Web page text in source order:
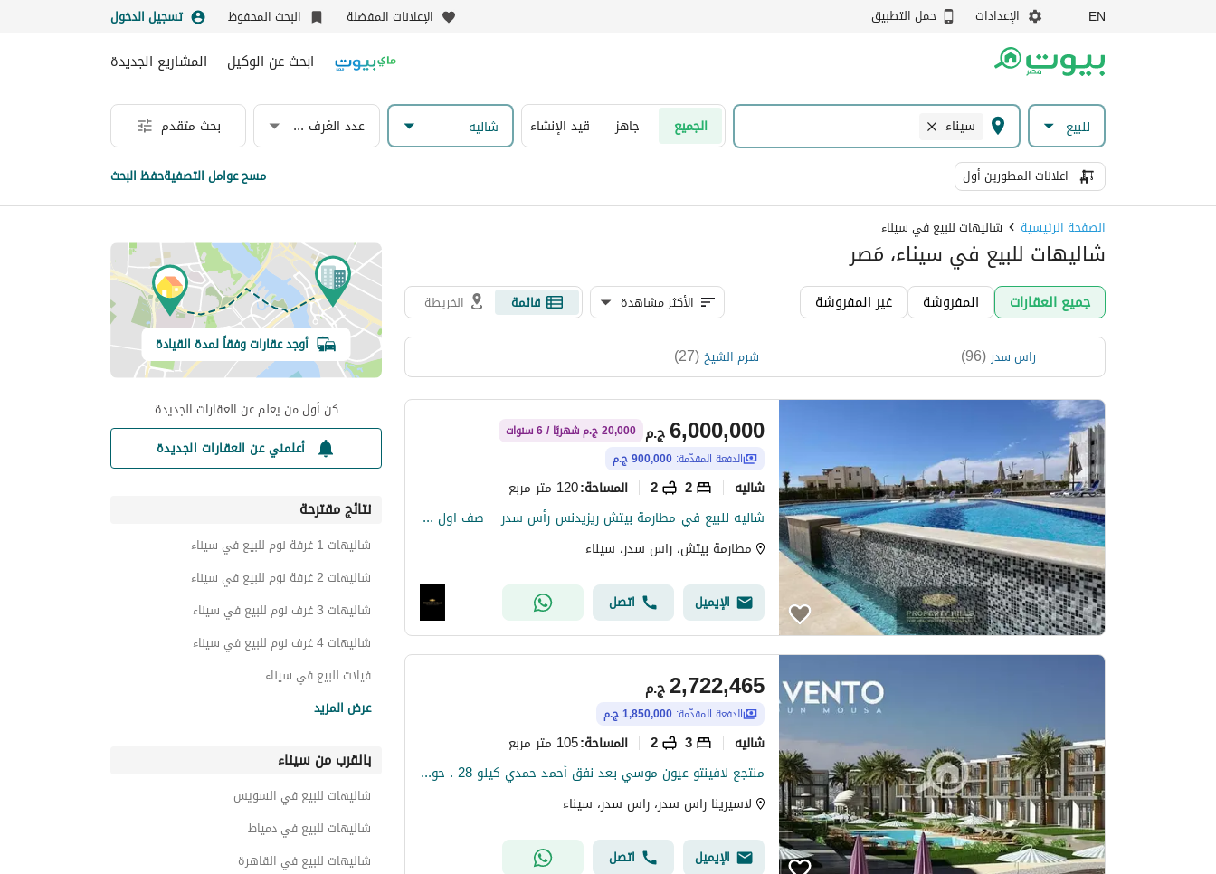
EN الإعدادات حمل التطبيق الإعلانات المفضلة البحث المحفوظ تسجيل الدخول
ابحث عن الوكيل المشاريع الجديدة
للبيع سيناء الجميع جاهز قيد الإنشاء شاليه عدد الغرف & الحمامات بحث متقدم
اعلانات المطورين أول مسح عوامل التصفيةحفظ البحث
الصفحة الرئيسية شاليهات للبيع في سيناء
شاليهات للبيع في سيناء، مَصر
جميع العقارات المفروشة غير المفروشة الأكثر مشاهدة قائمة الخريطة
راس سدر(
96
) شرم الشيخ(
27
)
ج.م6,000,000
20,000 ج.م شهريًا / 6 سنوات
الدفعة المقدّمة: 900,000 ج.م
شاليه 2
2 المساحة:120 متر مربع
شاليه للبيع في مطارمة بيتش ريزيدنس رأس سدر – صف اول بحر تشطيب فاخر– استلام فوري
مطارمة بيتش، راس سدر، سيناء
الإيميل اتصل
ج.م2,722,465
الدفعة المقدّمة: 1,850,000 ج.م
شاليه 3
2 المساحة:105 متر مربع
منتجع لافينتو عيون موسي بعد نفق أحمد حمدي كيلو 28 . حوالي 120 فدان.
لاسيرينا راس سدر، راس سدر، سيناء
الإيميل اتصل
أوجد عقارات وفقاً لمدة القيادة
كن أول من يعلم عن العقارات الجديدة
أعلمني عن العقارات الجديدة
نتائج مقترحة
شاليهات 1 غرفة نوم للبيع في سيناء
شاليهات 2 غرفة نوم للبيع في سيناء
شاليهات 3 غرف نوم للبيع في سيناء
شاليهات 4 غرف نوم للبيع في سيناء
فيلات للبيع في سيناء
بنتهاوس للبيع في سيناء
تاون هاوس للبيع في سيناء
توين هاوس للبيع في سيناء
دوبليكس للبيع في سيناء
عرض المزيد
بالقرب من سيناء
شاليهات للبيع في السويس
شاليهات للبيع في دمياط
شاليهات للبيع في القاهرة